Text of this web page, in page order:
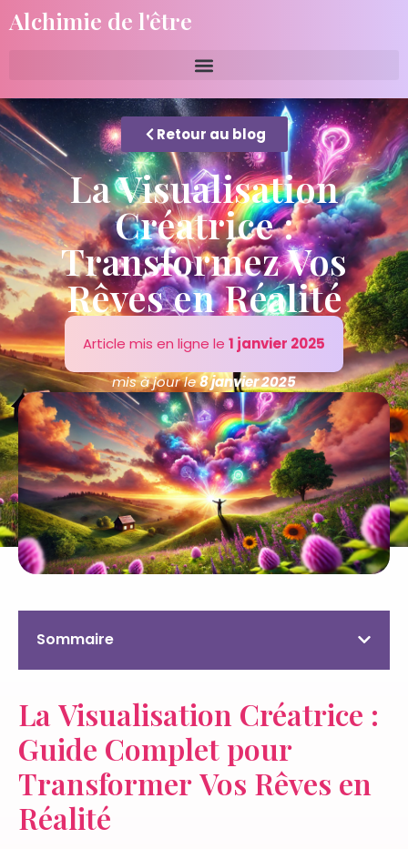
Alchimie de l'être
Retour au blog
La Visualisation
Créatrice :
Transformez Vos
Rêves en Réalité
Article mis en ligne le 1 janvier 2025
mis à jour le8 janvier 2025
Sommaire
La Visualisation Créatrice :
Guide Complet pour
Transformer Vos Rêves en
Réalité